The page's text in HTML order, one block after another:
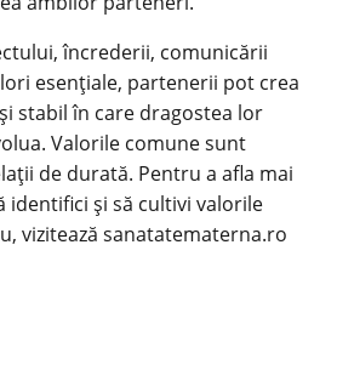
încrederii, comunicării
esențiale, partenerii pot crea
stabil în care dragostea lor
Valorile comune sunt
de durată. Pentru a afla mai
identifici și să cultivi valorile
vizitează sanatatematerna.ro